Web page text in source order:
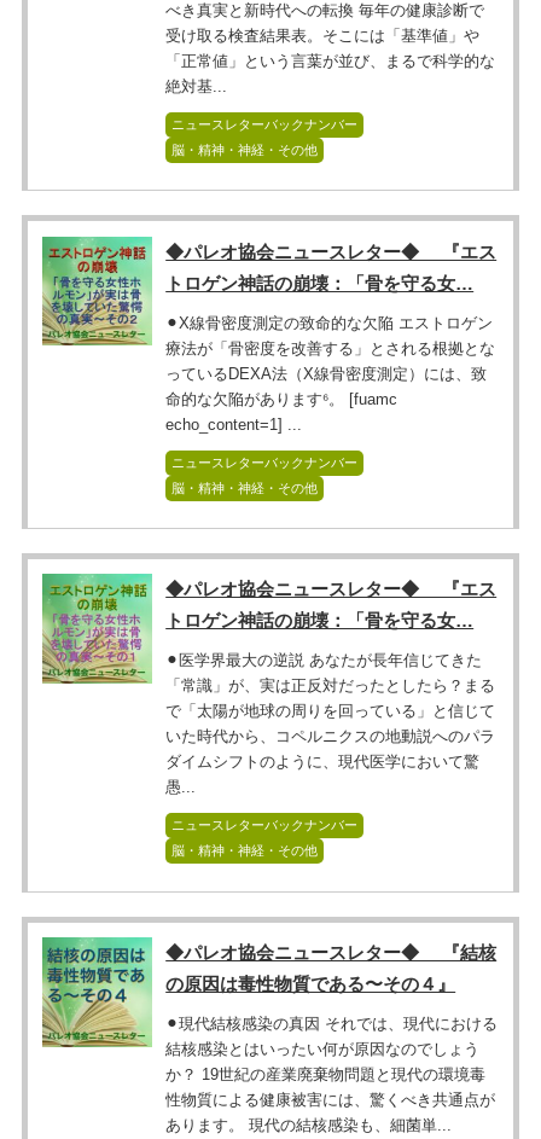
べき真実と新時代への転換 毎年の健康診断で
受け取る検査結果表。そこには「基準値」や
「正常値」という言葉が並び、まるで科学的な
絶対基...
ニュースレターバックナンバー
脳・精神・神経・その他
◆パレオ協会ニュースレター◆ 『エス
トロゲン神話の崩壊：「骨を守る女…
⚫︎X線骨密度測定の致命的な欠陥 エストロゲン
療法が「骨密度を改善する」とされる根拠とな
っているDEXA法（X線骨密度測定）には、致
命的な欠陥があります⁶。 [fuamc
echo_content=1] ...
ニュースレターバックナンバー
脳・精神・神経・その他
◆パレオ協会ニュースレター◆ 『エス
トロゲン神話の崩壊：「骨を守る女…
⚫︎医学界最大の逆説 あなたが長年信じてきた
「常識」が、実は正反対だったとしたら？まる
で「太陽が地球の周りを回っている」と信じて
いた時代から、コペルニクスの地動説へのパラ
ダイムシフトのように、現代医学において驚
愚...
ニュースレターバックナンバー
脳・精神・神経・その他
◆パレオ協会ニュースレター◆ 『結核
の原因は毒性物質である〜その４』
⚫︎現代結核感染の真因 それでは、現代における
結核感染とはいったい何が原因なのでしょう
か？ 19世紀の産業廃棄物問題と現代の環境毒
性物質による健康被害には、驚くべき共通点が
あります。 現代の結核感染も、細菌単...